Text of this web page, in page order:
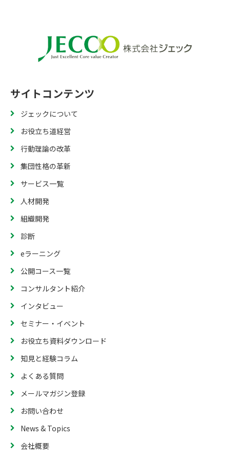
サイトコンテンツ
ジェックについて
お役立ち道経営
行動理論の改革
集団性格の革新
サービス一覧
人材開発
組織開発
診断
eラーニング
公開コース一覧
コンサルタント紹介
インタビュー
セミナー・イベント
お役立ち資料ダウンロード
知見と経験コラム
よくある質問
メールマガジン登録
お問い合わせ
News & Topics
会社概要